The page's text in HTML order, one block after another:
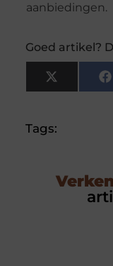
aanbiedingen.
Goed artikel?
X
(Twitter)
Tags: